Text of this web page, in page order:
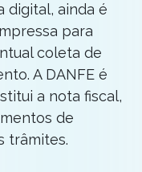
digital, ainda é
para
coleta de
A DANFE é
a nota fiscal,
de
trâmites.